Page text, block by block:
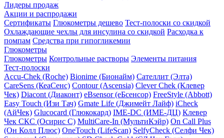
Лидеры продаж
Акции и распродажи
Сертификаты Глюкометры дешево Тест-полоски со скидкой
Охлаждающие чехлы для инсулина со скидкой Расходка к
помпам Средства при гипогликемии
Глюкометры
Глюкометры Контрольные растворы Элементы питания
Тест-полоски
Accu-Chek (Roche) Bionime (Бионайм) Сателлит (Элта)
CareSens (КеаСенс) Contour (Ascensia) Clever Chek (Клевер
Чек) Diacont (Диаконт) eBsensor (еБсенсор) FreeStyle (Abbott)
Easy Touch (Изи Тач) Gmate Life (Джимейт Лайф) iCheck
(АйЧек) Glucocard (Глюкокард) IME-DC (ИМЕ-ДЦ) Клевер
Чек СКС (Осирис С) MultiCare-In (МультиКэйр) On Call Plus
(Он Колл Плюс) OneTouch (LifeScan) SelfyCheck (Селфи Чек)